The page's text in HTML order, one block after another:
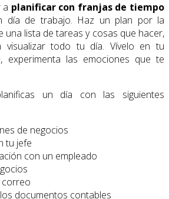
a planificar con franjas de tiempo
día de trabajo. Haz un plan por la
una lista de tareas y cosas que hacer,
visualizar todo tu día. Vívelo en tu
experimenta las emociones que te
un día con las siguientes
de negocios
tu jefe
con un empleado
correo
documentos contables